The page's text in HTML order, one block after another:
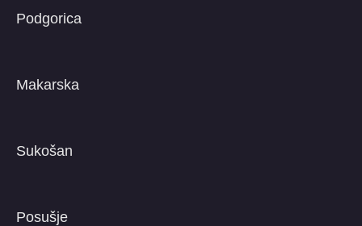
Podgorica
Makarska
Sukošan
Posušje